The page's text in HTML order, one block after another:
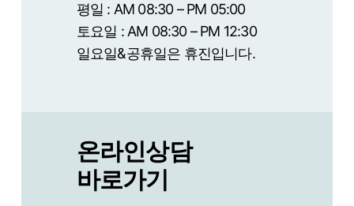
평일 : AM 08:30 – PM 05:00
토요일 : AM 08:30 – PM 12:30
일요일&공휴일은 휴진입니다.
온라인상담
바로가기